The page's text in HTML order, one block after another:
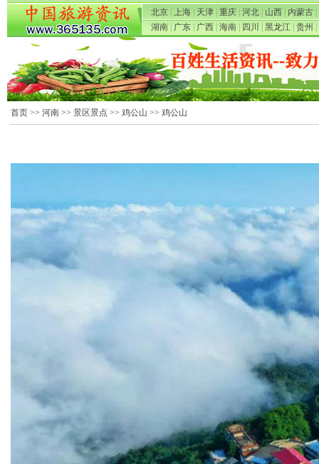
北京 上海 天津 重庆 河北 山西 内蒙古
湖南
广东 广西 海南 四川 黑龙江 贵州
首页 >> 河南 >> 景区景点 >> 鸡公山 >> 鸡公山